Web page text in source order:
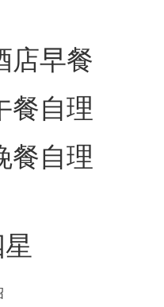
店早餐
餐自理
餐自理